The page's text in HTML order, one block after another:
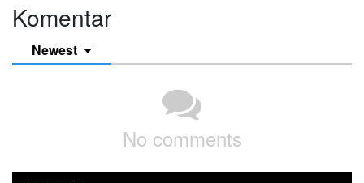
Komentar
Newest
No comments